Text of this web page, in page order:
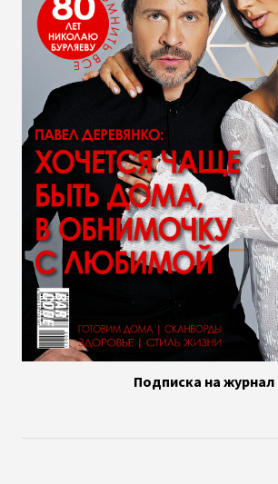
Подписка на журнал